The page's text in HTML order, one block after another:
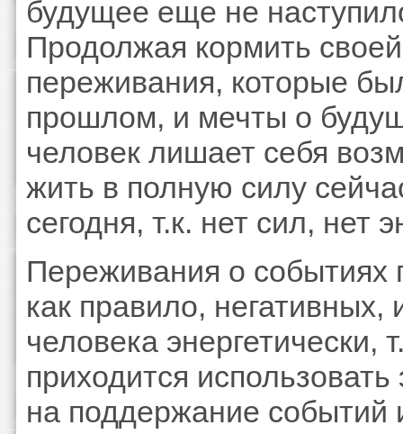
будущее еще не
Продолжая кормить
переживания, которые
прошлом, и мечты о
человек лишает себя
жить в полную силу
сегодня, т.к. нет сил, нет
Переживания о событиях
как правило,
человека энергетически,
приходится
на поддержание событий